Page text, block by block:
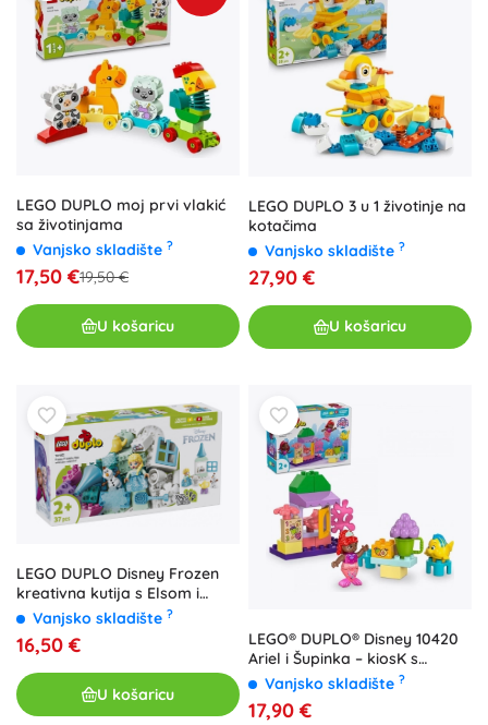
LEGO DUPLO moj prvi vlakić
sa životinjama
Vanjsko skladište ?
17,50 €19,50 €
U košaricu
LEGO DUPLO 3 u 1 životinje na
kotačima
Vanjsko skladište ?
27,90 €
U košaricu
LEGO DUPLO Disney Frozen
kreativna kutija s Elsom i
Olafom
Vanjsko skladište ?
16,50 €
U košaricu
LEGO® DUPLO® Disney 10420
Ariel i Šupinka – kiosK s
kavom
Vanjsko skladište ?
17,90 €